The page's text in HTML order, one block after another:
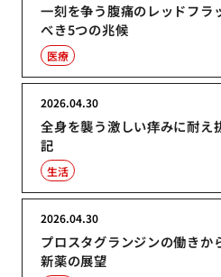
一刻を争う腹痛のレッドフラ
べき5つの兆候
医療
全身を襲う激しい痒みに耐え
記
2026.04.30
生活
プロスタグランジンの働きか
新薬の展望
2026.04.30